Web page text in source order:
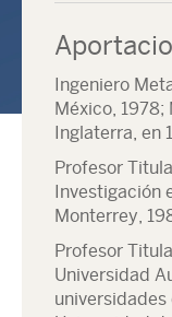
Ingeniero
México,
Inglaterra, en
Profesor
Investigación
Monterrey,
Profesor
Universidad